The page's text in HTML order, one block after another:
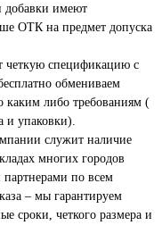
добавки имеют
ОТК на предмет допуска
четкую спецификацию с
обмениваем
либо требованиям (
и упаковки).
служит наличие
многих городов
по всем
– мы гарантируем
сроки, четкого размера и